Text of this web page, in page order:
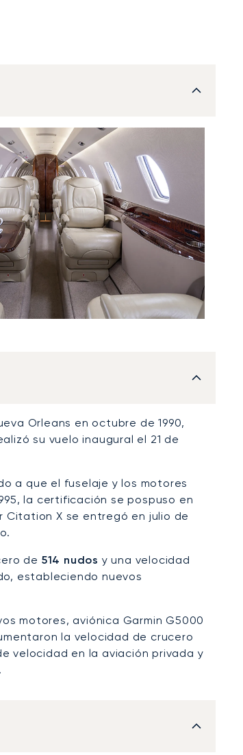
Orleans en octubre de 1990,
su vuelo inaugural el 21 de
a que el fuselaje y los motores
la certificación se pospuso en
Citation X se entregó en julio de
de 514 nudos y una velocidad
estableciendo nuevos
motores, aviónica Garmin G5000
la velocidad de crucero
velocidad en la aviación privada y